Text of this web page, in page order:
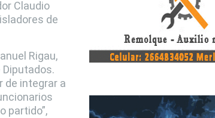
Claudio
de
Rigau,
de integrar a
partido”,